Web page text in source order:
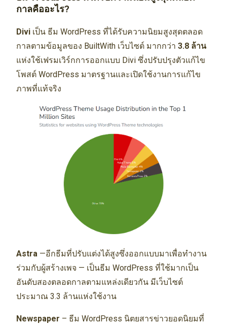
กาลคืออะไร?
Divi เป็น ธีม WordPress ที่ได้รับความนิยมสูงสุดตลอด
กาลตามข้อมูลของ BuiltWith เว็บไซต์ มากกว่า 3.8 ล้าน
แห่งใช้เฟรมเวิร์กการออกแบบ Divi ซึ่งปรับปรุงตัวแก้ไข
โพสต์ WordPress มาตรฐานและเปิดใช้งานการแก้ไข
ภาพที่แท้จริง
Astra —อีกธีมที่ปรับแต่งได้สูงซึ่งออกแบบมาเพื่อทำงาน
ร่วมกับผู้สร้างเพจ — เป็นธีม WordPress ที่ใช้มากเป็น
อันดับสองตลอดกาลตามแหล่งเดียวกัน มีเว็บไซต์
ประมาณ 3.3 ล้านแห่งใช้งาน
Newspaper – ธีม WordPress นิตยสารข่าวยอดนิยมที่